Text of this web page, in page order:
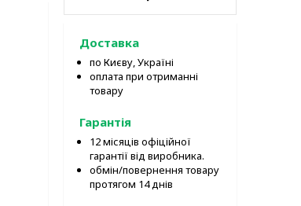
Доставка
по Києву, Україні
оплата при отриманні
товару
Гарантія
12 місяців офіційної
гарантії від виробника.
обмін/повернення товару
протягом 14 днів